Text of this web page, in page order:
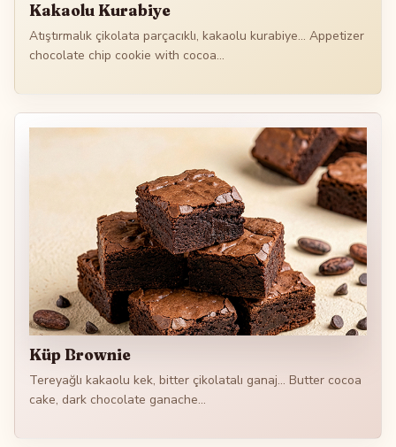
Kakaolu Kurabiye
Atıştırmalık çikolata parçacıklı, kakaolu kurabiye... Appetizer
chocolate chip cookie with cocoa...
Küp Brownie
Tereyağlı kakaolu kek, bitter çikolatalı ganaj... Butter cocoa
cake, dark chocolate ganache...